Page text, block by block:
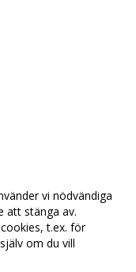
vi nödvändiga
att stänga av.
t.ex. för
om du vill